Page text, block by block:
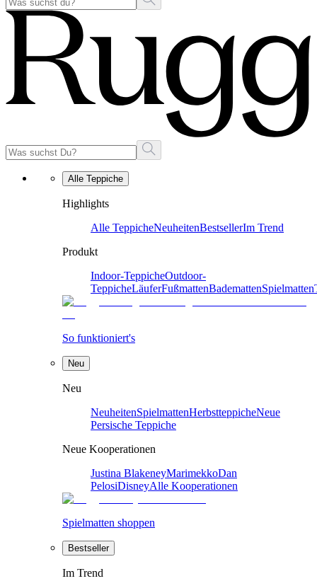
Alle Teppiche
Highlights
Alle TeppicheNeuheitenBestsellerIm Trend
Produkt
Indoor-TeppicheOutdoor-
TeppicheLäuferFußmattenBademattenSpielmatten
So funktioniert's
Neu
Neu
NeuheitenSpielmattenHerbstteppicheNeue
Persische Teppiche
Neue Kooperationen
Justina BlakeneyMarimekkoDan
PelosiDisneyAlle Kooperationen
Spielmatten shoppen
Bestseller
Im Trend